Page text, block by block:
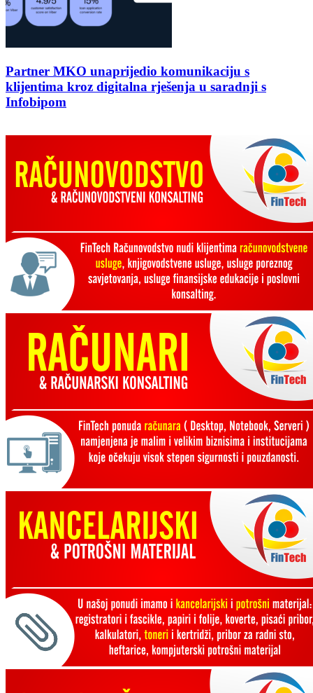
Partner MKO unaprijedio komunikaciju s
klijentima kroz digitalna rješenja u saradnji s
Infobipom